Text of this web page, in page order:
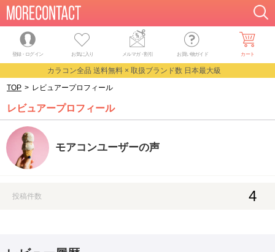
登録・ログイン お気に入り メルマガ・割引 お買い物ガイド カート
カラコン全品 送料無料 × 取扱ブランド数 日本最大級
TOP > レビュアープロフィール
レビュアープロフィール
モアコンユーザーの声
投稿件数 4